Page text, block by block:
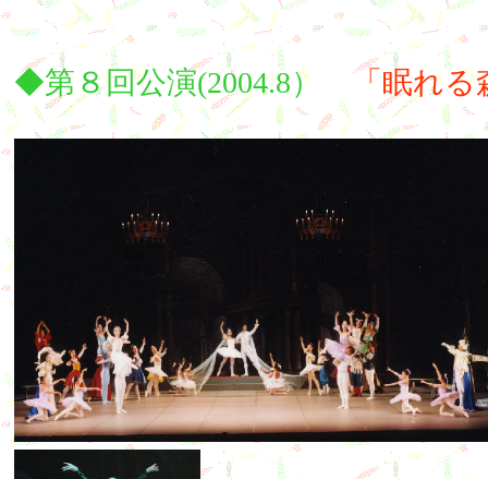
◆第８回公演(2004.8） 「眠れる